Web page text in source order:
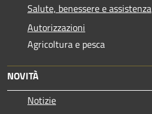
Salute, benessere e assistenza
Autorizzazioni
Agricoltura e pesca
NOVITÀ
Notizie